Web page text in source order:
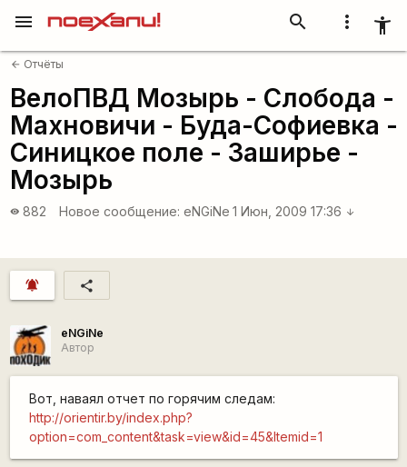
more_vert accessibility_new
search
menu
arrow_back Отчёты
ВелоПВД Мозырь - Слобода -
Махновичи - Буда-Софиевка -
Синицкое поле - Заширье -
Мозырь
visibility 882 Новое сообщение: eNGiNe 1 Июн, 2009 17:36 arrow_downward
notifications_active share
eNGiNe
Автор
Вот, наваял отчет по горячим следам:
http://orientir.by/index.php?
option=com_content&task=view&id=45&Itemid=1